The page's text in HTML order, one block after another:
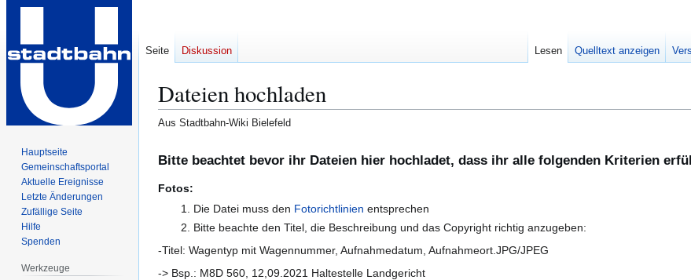
Dateien hochladen
Aus Stadtbahn-Wiki Bielefeld
springen
springen
Bitte beachtet bevor ihr Dateien hier hochladet, dass ihr alle folgenden Kriterien
Fotos:
Die Datei muss den Fotorichtlinien entsprechen
Bitte beachte den Titel, die Beschreibung und das Copyright richtig anzugeben:
-Titel: Wagentyp mit Wagennummer, Aufnahmedatum, Aufnahmeort.JPG/JPEG
-> Bsp.: M8D 560, 12,09.2021 Haltestelle Landgericht
Seite Diskussion Lesen Quelltext anzeigen
Hauptseite
Gemeinschafts­portal
Aktuelle Ereignisse
Letzte Änderungen
Zufällige Seite
Hilfe
Spenden
Werkzeuge